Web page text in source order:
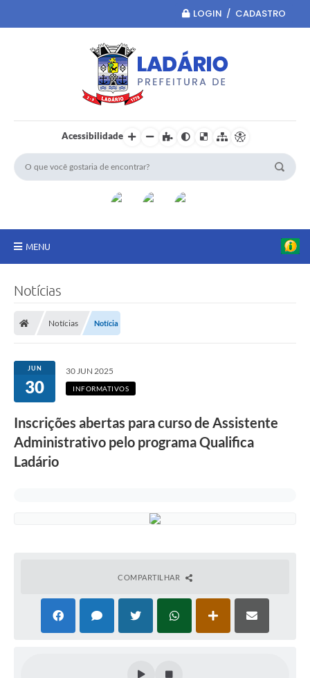
LOGIN / CADASTRO
Acessibilidade
MENU
LICITAÇÕES E CONTRATOS
Secretarias
Leis e Decretos
Cultura
Nossa Cidade
Links úteis
Notícias
Notícias Notícia
JUN
30
30 JUN 2025
INFORMATIVOS
Inscrições abertas para curso de Assistente
Administrativo pelo programa Qualifica
Ladário
COMPARTILHAR